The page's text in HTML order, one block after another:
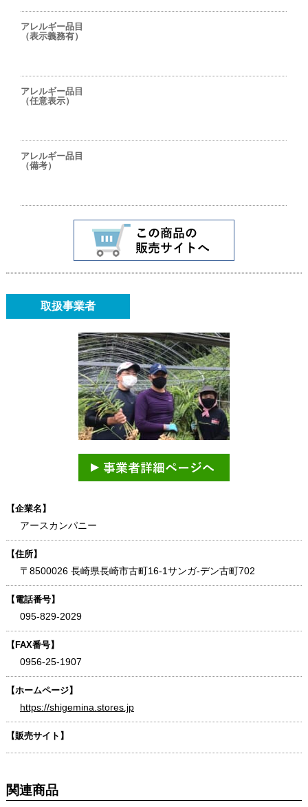
アレルギー品目
（表示義務有）
アレルギー品目
（任意表示）
アレルギー品目
（備考）
取扱事業者
【企業名】
アースカンパニー
【住所】
〒8500026 長崎県長崎市古町16-1サンガ-デン古町702
【電話番号】
095-829-2029
【FAX番号】
0956-25-1907
【ホームページ】
https://shigemina.stores.jp
【販売サイト】
関連商品